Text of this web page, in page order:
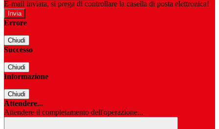
E-mail inviata, si prega di controllare la casella di posta elettronica!
Errore
Chiudi
Successo
Chiudi
Informazione
Chiudi
Attendere...
Attendere il completamento dell'operazione...